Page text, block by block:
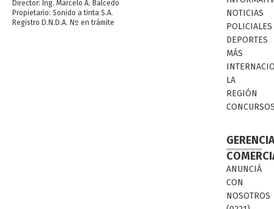
Director: Ing. Marcelo A. Balcedo
Propietario: Sonido a tinta S.A.
Registro D.N.D.A. Nº en trámite
NOTICIAS
POLICIALES
DEPORTES
MÁS
LA
REGIÓN
ANUNCIÁ
CON
NOSOTROS